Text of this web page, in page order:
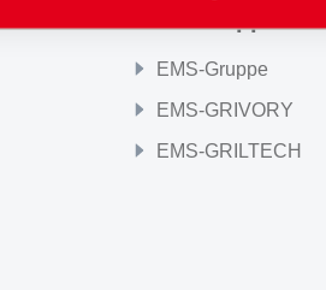
EMS-Gruppe
EMS-GRIVORY
EMS-GRILTECH